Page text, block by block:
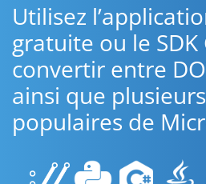
Utilisez
gratuite ou le SDK
convertir entre
ainsi que
populaires de